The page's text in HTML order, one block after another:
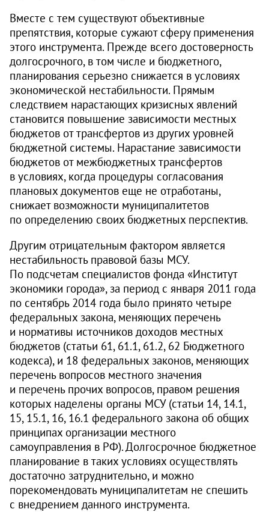
Вместе с тем существуют объективные
препятствия, которые сужают сферу применения
этого инструмента. Прежде всего достоверность
долгосрочного, в том числе и бюджетного,
планирования серьезно снижается в условиях
экономической нестабильности. Прямым
следствием нарастающих кризисных явлений
становится повышение зависимости местных
бюджетов от трансфертов из других уровней
бюджетной системы. Нарастание зависимости
бюджетов от межбюджетных трансфертов
в условиях, когда процедуры согласования
плановых документов еще не отработаны,
снижает возможности муниципалитетов
по определению своих бюджетных перспектив.
Другим отрицательным фактором является
нестабильность правовой базы МСУ.
По подсчетам специалистов фонда «Институт
экономики города», за период с января 2011 года
по сентябрь 2014 года было принято четыре
федеральных закона, меняющих перечень
и нормативы источников доходов местных
бюджетов (статьи 61, 61.1, 61.2, 62 Бюджетного
кодекса), и 18 федеральных законов, меняющих
перечень вопросов местного значения
и перечень прочих вопросов, правом решения
которых наделены органы МСУ (статьи 14, 14.1,
15, 15.1, 16, 16.1 федерального закона об общих
принципах организации местного
самоуправления в РФ). Долгосрочное бюджетное
планирование в таких условиях осуществлять
достаточно затруднительно, и можно
порекомендовать муниципалитетам не спешить
с внедрением данного инструмента.